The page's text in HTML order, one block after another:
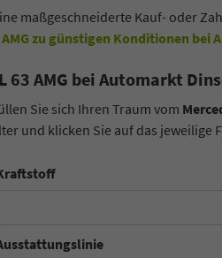
maßgeschneiderte Kauf- oder
AMG zu günstigen Konditionen bei
63 AMG bei Automarkt
Sie sich Ihren Traum vom
und klicken Sie auf das jeweilige